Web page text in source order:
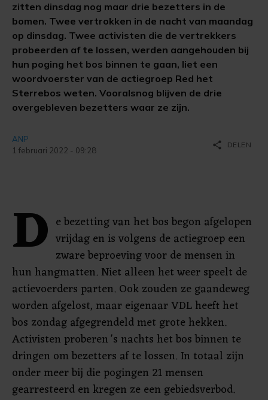
zitten dinsdag nog maar drie bezetters in de
bomen. Twee vertrokken in de nacht van maandag
op dinsdag. Twee activisten die de vertrekkers
probeerden af te lossen, werden aangehouden bij
hun poging het bos binnen te gaan, liet een
woordvoerster van de actiegroep Red het
Sterrebos weten. Vooralsnog blijven de drie
overgebleven bezetters waar ze zijn.
ANP
1 februari 2022 - 09:28
share DELEN
D e bezetting van het bos begon afgelopen
vrijdag en is volgens de actiegroep een
zware beproeving voor de mensen in
hun hangmatten. Niet alleen het weer speelt de
actievoerders parten. Ook zouden ze gaandeweg
worden afgelost, maar eigenaar VDL heeft het
bos zondag afgegrendeld met grote hekken.
Activisten proberen 's nachts het bos binnen te
dringen om bezetters af te lossen. In totaal zijn
onder meer bij die pogingen 21 mensen
gearresteerd en kregen ze een gebiedsverbod.